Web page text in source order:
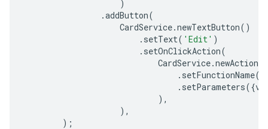
)
.addButton(
CardService.newTextButton()
. setText( 'Edit' )
. setOnClickAction(
CardService.newAction
. setFunctionName(
. setParameters({
),
),
);